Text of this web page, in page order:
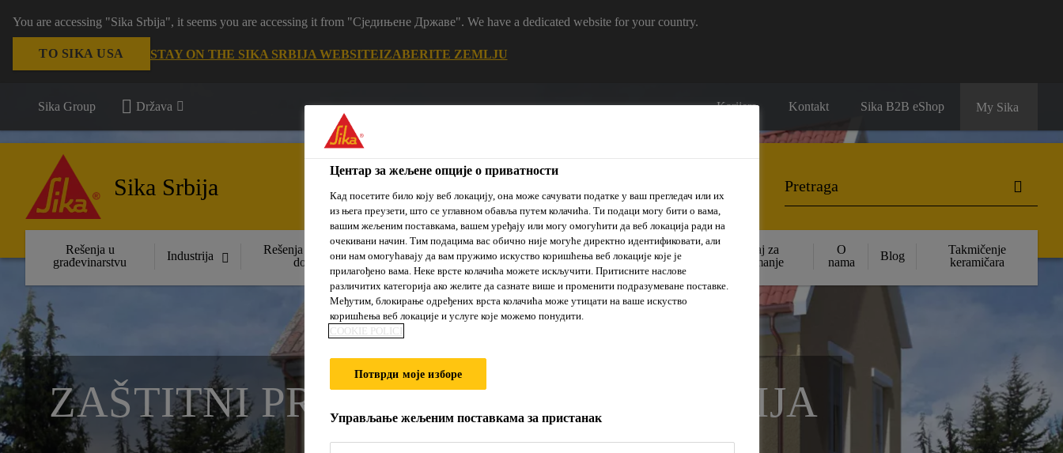
You are accessing "Sika Srbija", it seems you are accessing it from "Сједињене Државе". We have a dedicated website for your country.
TO SIKA USA STAY ON THE SIKA SRBIJA WEBSITEIZABERITE ZEMLJU
Sika Group Država Karijera Kontakt Sika B2B eShop My Sika
Sika Srbija
Rešenja u
građevinarstvu
Industrija
Rešenja za uređenje
domova
Prodajna
mesta
razvoj
Reference Novosti
Sadržaj za
preuzimanje
O
nama
Blog
Takmičenje
keramičara
ZAŠTITNI PREMAZI I IMPREGNACIJA
Центар за жељене опције о приватности
Кад посетите било коју веб локацију, она може сачувати податке у ваш прегледач или их
из њега преузети, што се углавном обавља путем колачића. Ти подаци могу бити о вама,
вашим жељеним поставкама, вашем уређају или могу омогућити да веб локација ради на
очекивани начин. Тим подацима вас обично није могуће директно идентификовати, али
они нам омогућавају да вам пружимо искуство коришћења веб локације које је
прилагођено вама. Неке врсте колачића можете искључити. Притисните наслове
различитих категорија ако желите да сазнате више и променити подразумеване поставке.
Међутим, блокирање одређених врста колачића може утицати на ваше искуство
коришћења веб локације и услуге које можемо понудити.
COOKIE POLICI
Потврди моје изборе
Управљање жељеним поставкама за пристанак